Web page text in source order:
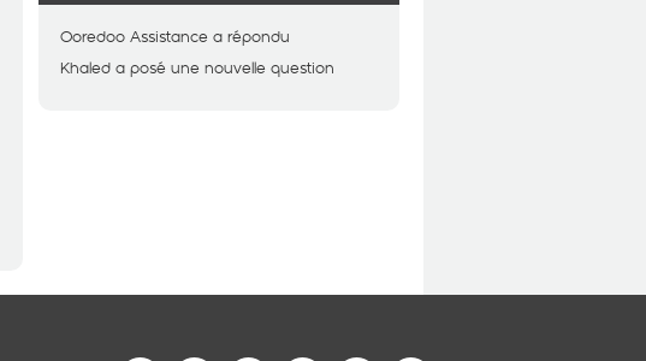
Ooredoo Assistance a répondu
Khaled a posé une nouvelle question